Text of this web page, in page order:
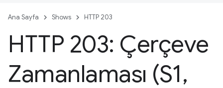
Ana Sayfa Shows HTTP 203
HTTP 203: Çerçeve
Zamanlaması (S1,